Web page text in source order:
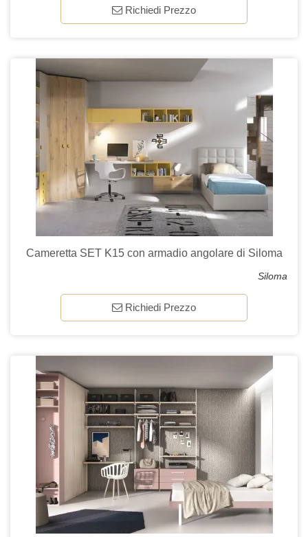
Richiedi Prezzo
Cameretta SET K15 con armadio angolare di Siloma
Siloma
Richiedi Prezzo